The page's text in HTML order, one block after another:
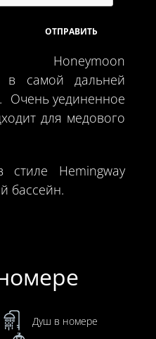
в самой дальней
Очень уединенное
для медового
Hemingway
бассейн.
Душ в номере